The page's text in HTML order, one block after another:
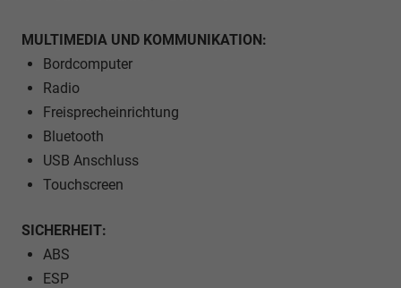
MULTIMEDIA UND KOMMUNIKATION:
Bordcomputer
Radio
Freisprecheinrichtung
Bluetooth
USB Anschluss
Touchscreen
SICHERHEIT:
ABS
ESP